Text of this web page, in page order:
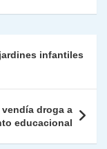
l
l
infantiles
droga a
educacional